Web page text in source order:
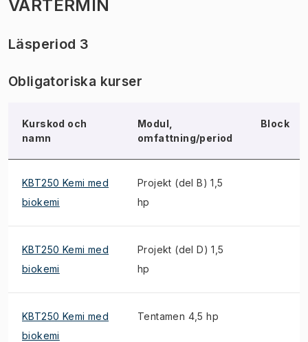
VÅRTERMIN
Läsperiod 3
Obligatoriska kurser
Kurskod och
namn
Modul,
omfattning/period
Block
KBT250 Kemi med
biokemi
Projekt (del B) 1,5
hp
KBT250 Kemi med
biokemi
Projekt (del D) 1,5
hp
KBT250 Kemi med
biokemi
Tentamen 4,5 hp